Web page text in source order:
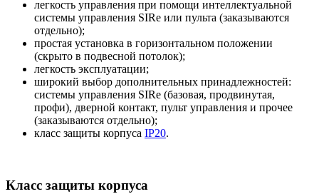
легкость управления при помощи интеллектуальной
системы управления SIRe или пульта (заказываются
отдельно);
простая установка в горизонтальном положении
(скрыто в подвесной потолок);
легкость эксплуатации;
широкий выбор дополнительных принадлежностей:
системы управления SIRe (базовая, продвинутая,
профи), дверной контакт, пульт управления и прочее
(заказываются отдельно);
класс защиты корпуса IP20.
Класс защиты корпуса